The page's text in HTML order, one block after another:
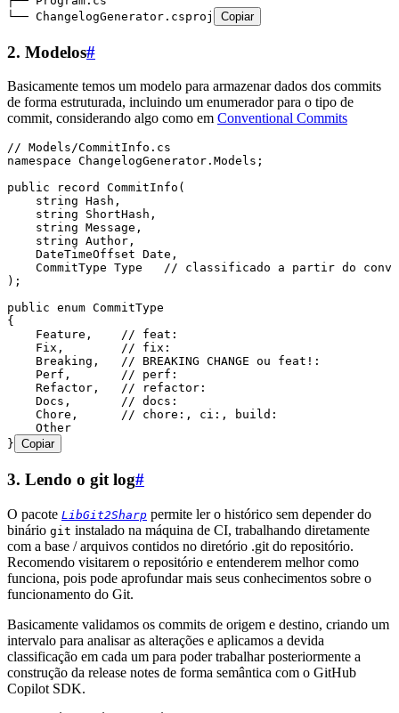
└── ChangelogGenerator.csproj
Copiar
2. Modelos#
Basicamente temos um modelo para armazenar dados dos commits
de forma estruturada, incluindo um enumerador para o tipo de
commit, considerando algo como em Conventional Commits
// Models/CommitInfo.cs
namespace ChangelogGenerator . Models ;
public record CommitInfo (
    string
Hash ,
    string
ShortHash ,
    string
Message ,
    string
Author ,
    DateTimeOffset
Date ,
    CommitType
Type // classificado a partir do
);
public enum CommitType
{
    Feature
,
    // feat:
    Fix
,
        // fix:
    Breaking
,
   // BREAKING CHANGE ou feat!:
    Perf
,
       // perf:
    Refactor
,
   // refactor:
    Docs
,
       // docs:
    Chore
,
      // chore:, ci:, build:
    Other
} Copiar
3. Lendo o git log#
O pacote LibGit2Sharp permite ler o histórico sem depender do
binário git instalado na máquina de CI, trabalhando diretamente
com a base / arquivos contidos no diretório .git do repositório.
Recomendo visitarem o repositório e entenderem melhor como
funciona, pois pode aprofundar mais seus conhecimentos sobre o
funcionamento do Git.
Basicamente validamos os commits de origem e destino, criando um
intervalo para analisar as alterações e aplicamos a devida
classificação em cada um para poder trabalhar posteriormente a
construção da release notes de forma semântica com o GitHub
Copilot SDK.